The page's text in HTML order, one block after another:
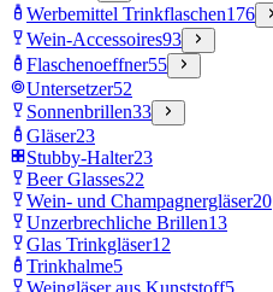
Werbemittel Trinkflaschen176
Wein-Accessoires93
Flaschenoeffner55
Untersetzer52
Sonnenbrillen33
Gläser23
Stubby-Halter23
Beer Glasses22
Wein- und Champagnergläser20
Unzerbrechliche Brillen13
Glas Trinkgläser12
Trinkhalme5
Weingläser aus Kunststoff5